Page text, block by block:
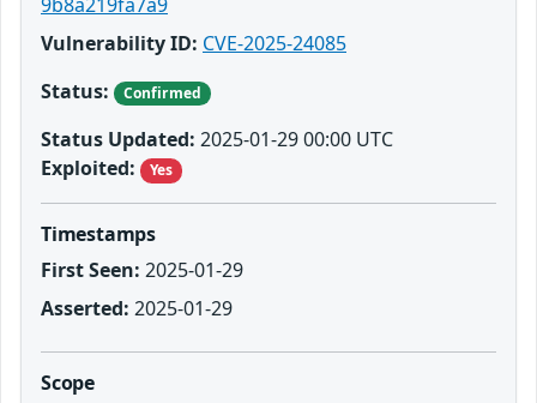
Vulnerability ID: CVE-2025-24085
Status:
Confirmed
Status Updated: 2025-01-29 00:00 UTC
Exploited:
Yes
Timestamps
First Seen: 2025-01-29
Asserted: 2025-01-29
Scope